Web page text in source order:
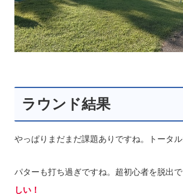
ラウンド結果
やっぱりまだまだ課題ありですね。トータル
パターも打ち過ぎですね。超初心者を脱出で
しい！